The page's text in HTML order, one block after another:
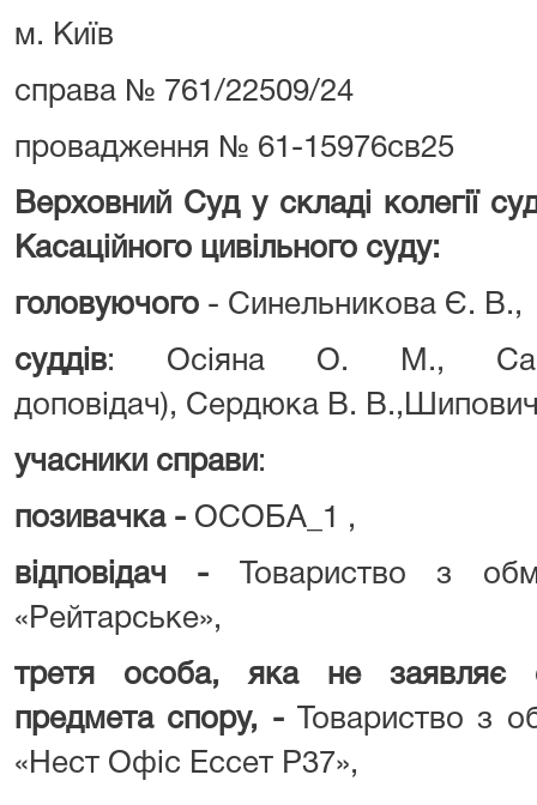
м. Київ
справа № 761/22509/24
провадження № 61-15976св25
Верховний Суд у складі колегії
Касаційного цивільного суду:
головуючого - Синельникова Є. В.,
суддів: Осіяна О. М.,
доповідач), Сердюка В.
учасники справи:
позивачка - ОСОБА_1 ,
відповідач -
Товариство з
«Рейтарське»,
третя особа, яка не заявляє
предмета спору, -Товариство з
«Нест Офіс Ессет Р37»,